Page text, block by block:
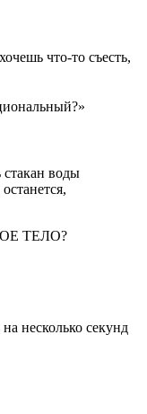
что-то съесть,
воды
ТЕЛО?
несколько секунд